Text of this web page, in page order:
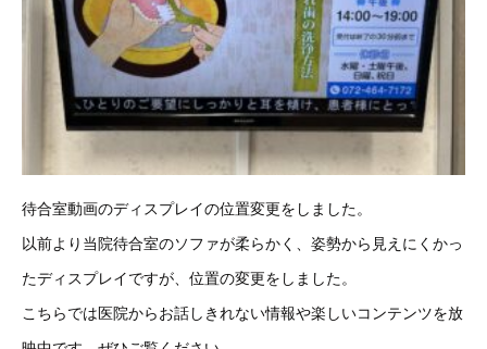
待合室動画のディスプレイの位置変更をしました。
以前より当院待合室のソファが柔らかく、姿勢から見えにくかっ
たディスプレイですが、位置の変更をしました。
こちらでは医院からお話しきれない情報や楽しいコンテンツを放